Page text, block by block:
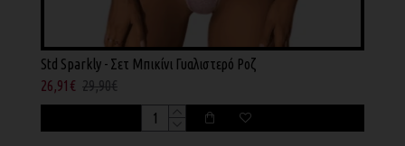
Std Sparkly - Σετ Μπικίνι Γυαλιστερό Ροζ
26,91€ 29,90€